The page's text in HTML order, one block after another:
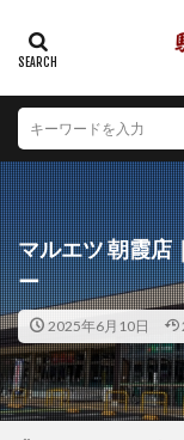
マルエツ 朝霞店
ー
2025年6月10日
カテゴリー
エリア
北海道 青
山形県
福
埼玉県
千
山梨県
長
岐阜県
静
京都府
大
鳥取県
島